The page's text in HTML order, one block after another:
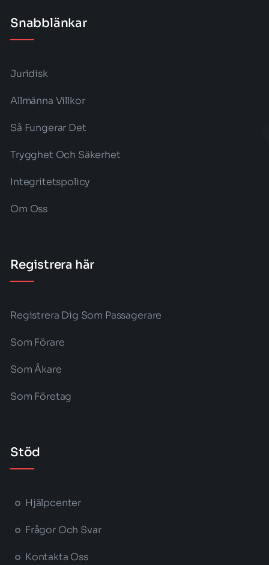
Snabblänkar
Juridisk
Allmänna Villkor
Så Fungerar Det
Trygghet Och Säkerhet
Integritetspolicy
Om Oss
Registrera här
Registrera Dig Som Passagerare
Som Förare
Som Åkare
Som Företag
Stöd
Hjälpcenter
Frågor Och Svar
Kontakta Oss